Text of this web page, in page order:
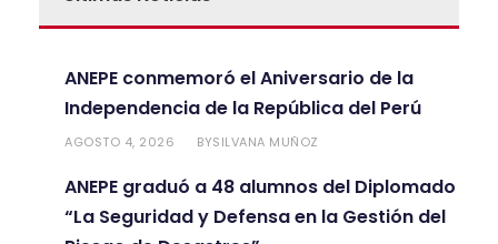
ANEPE conmemoró el Aniversario de la
Independencia de la República del Perú
AGOSTO 4, 2026 BYSILVANA MUÑOZ
ANEPE graduó a 48 alumnos del Diplomado
“La Seguridad y Defensa en la Gestión del